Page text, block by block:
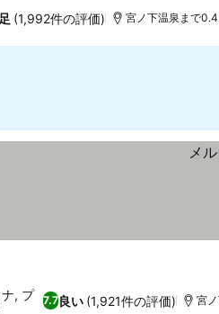
(1,992件の評価) 宮ノ下温泉まで
を表示
7.7良い (1,921件の評価)
, プ
宮